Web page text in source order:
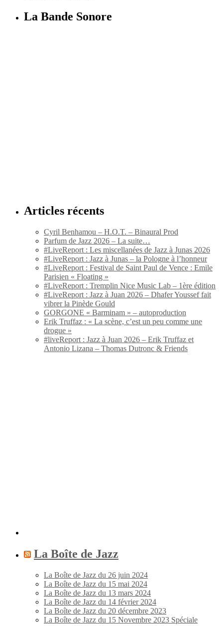
La Bande Sonore
Articles récents
Cyril Benhamou – H.O.T. – Binaural Prod
Parfum de Jazz 2026 – La suite…
#LiveReport : Les miscellanées de Jazz à Junas 2026
#LiveReport : Jazz à Junas – la Pologne à l’honneur
#LiveReport : Festival de Saint Paul de Vence : Emile
Parisien « Floating »
#LiveReport : Tremplin Nice Music Lab – 1ère édition
#LiveReport : Jazz à Juan 2026 – Dhafer Youssef fait
vibrer la Pinède Gould
GORGONE « Barminam » – autoproduction
Erik Truffaz : « La scène, c’est un peu comme une
drogue »
#liveReport : Jazz à Juan 2026 – Erik Truffaz et
Antonio Lizana – Thomas Dutronc & Friends
La Boîte de Jazz
La Boîte de Jazz du 26 juin 2024
La Boîte de Jazz du 15 mai 2024
La Boîte de Jazz du 13 mars 2024
La Boîte de Jazz du 14 février 2024
La Boîte de Jazz du 20 décembre 2023
La Boîte de Jazz du 15 Novembre 2023 Spéciale